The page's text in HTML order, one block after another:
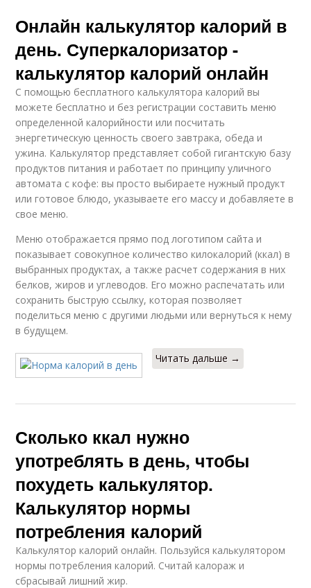
Онлайн калькулятор калорий в
день. Суперкалоризатор -
калькулятор калорий онлайн
С помощью бесплатного калькулятора калорий вы
можете бесплатно и без регистрации составить меню
определенной калорийности или посчитать
энергетическую ценность своего завтрака, обеда и
ужина. Калькулятор представляет собой гигантскую базу
продуктов питания и работает по принципу уличного
автомата с кофе: вы просто выбираете нужный продукт
или готовое блюдо, указываете его массу и добавляете в
свое меню.
Меню отображается прямо под логотипом сайта и
показывает совокупное количество килокалорий (ккал) в
выбранных продуктах, а также расчет содержания в них
белков, жиров и углеводов. Его можно распечатать или
сохранить быструю ссылку, которая позволяет
поделиться меню с другими людьми или вернуться к нему
в будущем.
Читать дальше →
Сколько ккал нужно
употреблять в день, чтобы
похудеть калькулятор.
Калькулятор нормы
потребления калорий
Калькулятор калорий онлайн. Пользуйся калькулятором
нормы потребления калорий. Считай калораж и
сбрасывай лишний жир.